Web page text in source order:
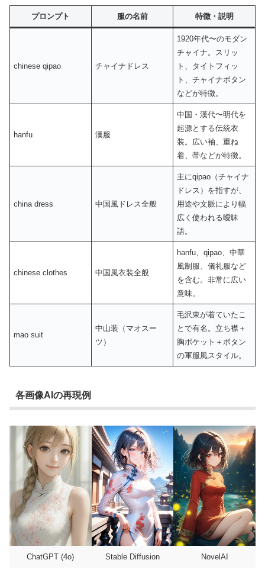
プロンプト 服の名前 特徴・説明
chinese qipao チャイナドレス
1920年代〜のモダン
チャイナ。スリッ
ト、タイトフィッ
ト、チャイナボタン
などが特徴。
hanfu 漢服
中国・漢代〜明代を
起源とする伝統衣
装。広い袖、重ね
着、帯などが特徴。
china dress 中国風ドレス全般
主にqipao（チャイナ
ドレス）を指すが、
用途や文脈により幅
広く使われる曖昧
語。
chinese clothes 中国風衣装全般
hanfu、qipao、中華
風制服、儀礼服など
を含む。非常に広い
意味。
mao suit
中山装（マオスー
ツ）
毛沢東が着ていたこ
とで有名。立ち襟＋
胸ポケット＋ボタン
の軍服風スタイル。
各画像AIの再現例
ChatGPT (4o) Stable Diffusion NovelAI